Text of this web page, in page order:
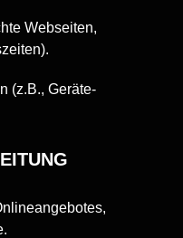
Webseiten,
(z.B., Geräte-